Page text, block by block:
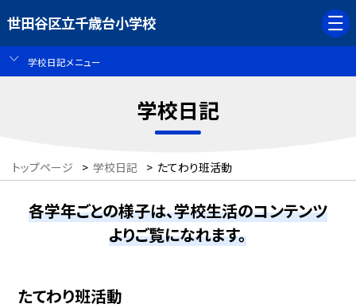
世田谷区立千歳台小学校
学校日記メニュー
学校日記
トップページ > 学校日記 > たてわり班活動
各学年ごとの様子は、学校生活のコンテンツ
よりご覧になれます。
たてわり班活動